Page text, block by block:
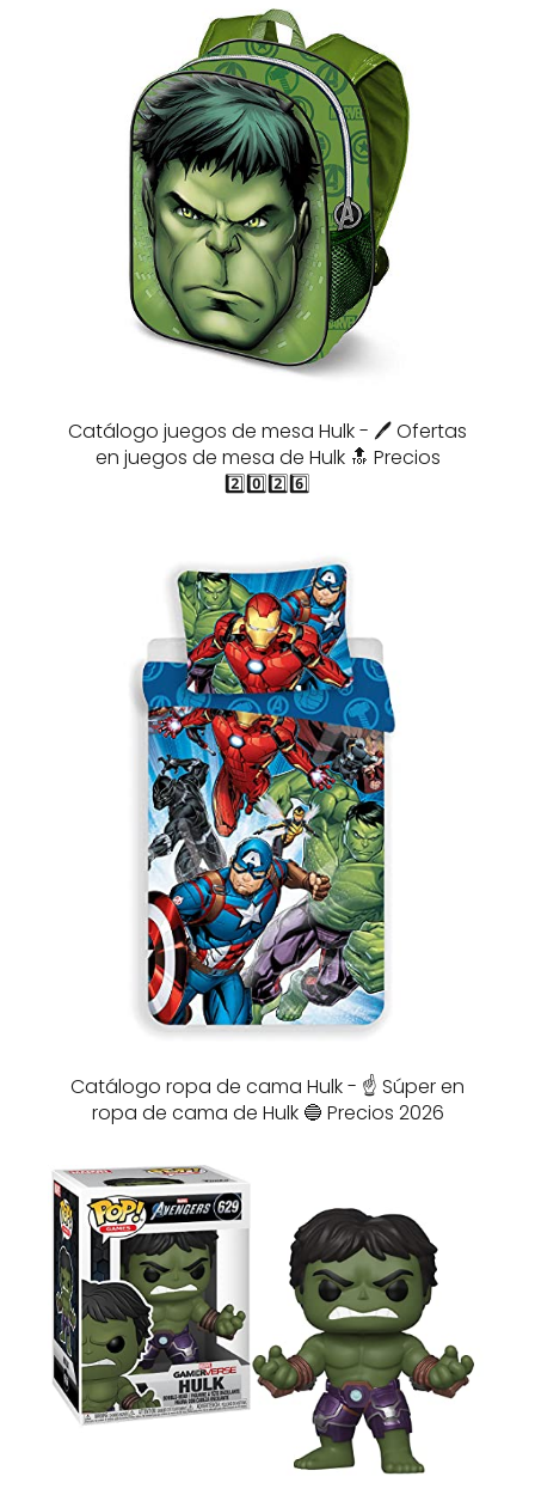
Catálogo juegos de mesa Hulk - 🖊️ Ofertas
en juegos de mesa de Hulk 🔝 Precios
2️⃣0️⃣2️⃣6️⃣
Catálogo ropa de cama Hulk - ☝️ Súper en
ropa de cama de Hulk 🔵 Precios 2026